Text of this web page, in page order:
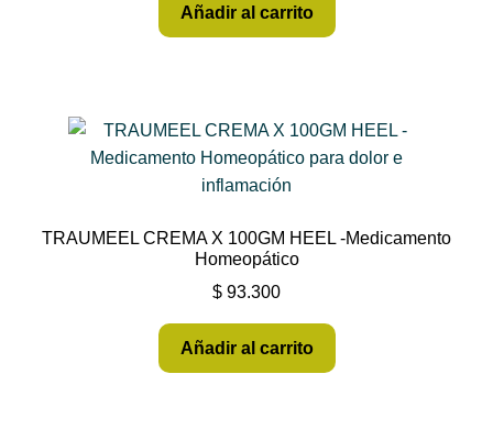
Añadir al carrito
TRAUMEEL CREMA X 100GM HEEL -Medicamento
Homeopático
$ 93.300
Añadir al carrito